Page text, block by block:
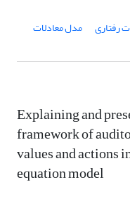
رفتاری مدل معادلات
Explaining and
framework of
values ​​and actions
equation model